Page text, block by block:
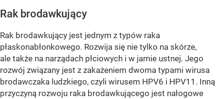
Rak brodawkujący
Rak brodawkujący jest jednym z typów raka
płaskonabłonkowego. Rozwija się nie tylko na skórze,
ale także na narządach płciowych i w jamie ustnej. Jego
rozwój związany jest z zakażeniem dwoma typami wirusa
brodawczaka ludzkiego, czyli wirusem HPV6 i HPV11. Inną
przyczyną rozwoju raka brodawkującego jest nałogowe